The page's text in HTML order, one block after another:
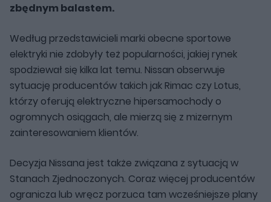
zbędnym balastem.
Według przedstawicieli marki obecne sportowe
elektryki nie zdobyły też popularności, jakiej rynek
spodziewał się kilka lat temu. Nissan obserwuje
sytuację producentów takich jak Rimac czy Lotus,
którzy oferują elektryczne hipersamochody o
ogromnych osiągach, ale mierzą się z mizernym
zainteresowaniem klientów.
Decyzja Nissana jest także związana z sytuacją w
Stanach Zjednoczonych. Coraz więcej producentów
ogranicza lub wręcz porzuca tam wcześniejsze plany